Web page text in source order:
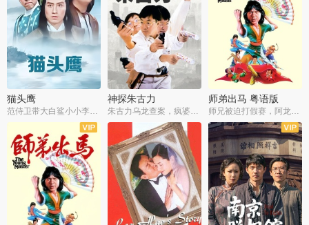
猫头鹰
范侍卫带大白鲨小小李破案寻妃
神探朱古力
朱古力乌龙查案，疯婆子神助攻
师弟出马 粤语版
师兄被迫打假赛，阿龙追查斗黑帮